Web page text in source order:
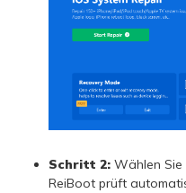
Schritt 2:Wählen Sie
ReiBoot prüft